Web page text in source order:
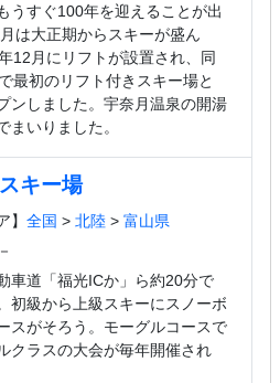
うすぐ100年を迎えることが出
は大正期からスキーが盛ん
12月にリフトが設置され、同
最初のリフト付きスキー場と
ンしました。宇奈月温泉の開湯
まいりました。
キー場
】 全国 > 北陸> 富山県
車道「福光ICか」ら約20分で
初級から上級スキーにスノーボ
スがそろう。モーグルコースで
クラスの大会が毎年開催され